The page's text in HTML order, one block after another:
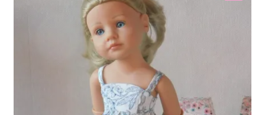
Mentions légales